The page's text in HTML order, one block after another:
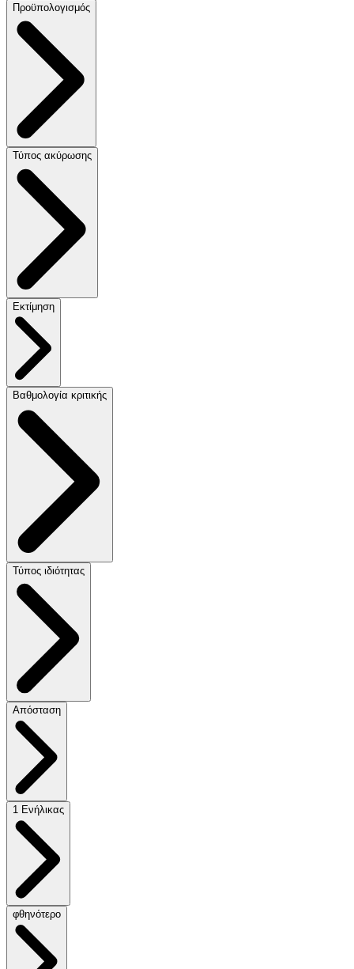
Προϋπολογισμός
Τύπος ακύρωσης
Εκτίμηση
Βαθμολογία κριτικής
Τύπος ιδιότητας
Απόσταση
1 Ενήλικας
φθηνότερο